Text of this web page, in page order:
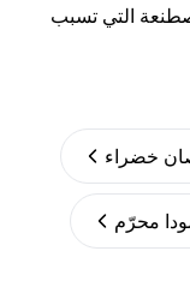
التي تسبب
خضراء
محرّم